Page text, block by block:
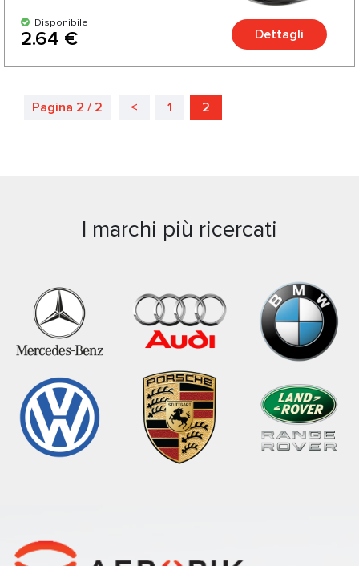
Disponibile
2.64 € Dettagli
Pagina 2 / 2 < 1 2
I marchi più ricercati